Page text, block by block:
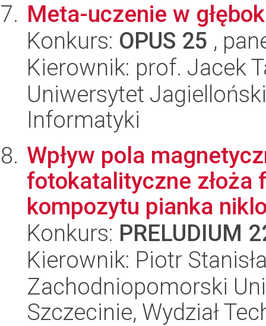
Meta-uczenie w
Konkurs: OPUS 25 ,
Kierownik: prof. Jacek
Uniwersytet
Informatyki
Wpływ pola
fotokatalityczne złoża
kompozytu pianka
Konkurs: PRELUDIUM
Kierownik: Piotr
Zachodniopomorski
Szczecinie, Wydział